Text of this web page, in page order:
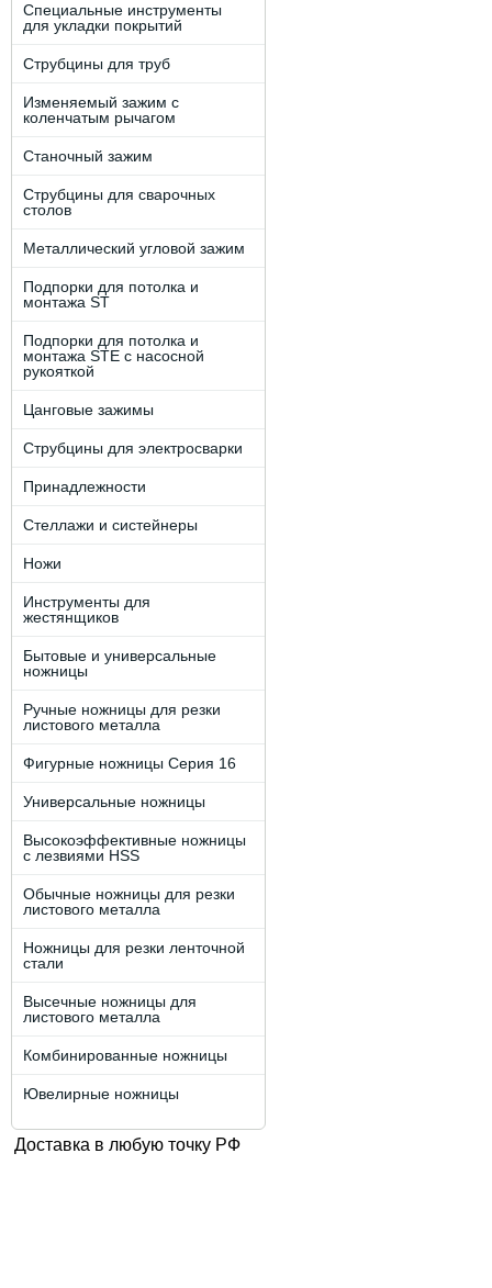
Специальные инструменты
для укладки покрытий
Струбцины для труб
Изменяемый зажим с
коленчатым рычагом
Станочный зажим
Струбцины для сварочных
столов
Металлический угловой зажим
Подпорки для потолка и
монтажа ST
Подпорки для потолка и
монтажа STE c наcоcной
рукояткой
Цанговые зажимы
Струбцины для электросварки
Принадлежности
Стеллажи и систейнеры
Ножи
Инструменты для
жестянщиков
Бытовые и универсальные
ножницы
Ручные ножницы для резки
листового металла
Фигурные ножницы Серия 16
Универсальные ножницы
Высокоэффективные ножницы
с лезвиями HSS
Обычные ножницы для резки
листового металла
Ножницы для резки ленточной
стали
Высечные ножницы для
листового металла
Комбинированные ножницы
Ювелирные ножницы
Доставка в любую точку РФ